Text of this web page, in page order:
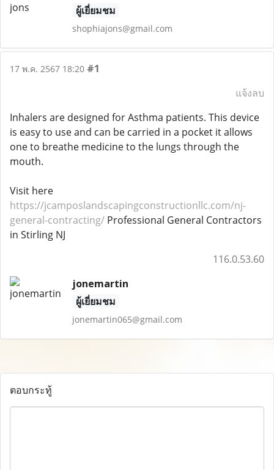
ผู้เยี่ยมชม
shophiajons@gmail.com
17 พ.ค. 2567 18:20 #1
แจ้งลบ
Inhalers are designed for Asthma patients. This device
is easy to use and can be carried in a pocket it allows
one to breathe medicine to the lungs through the
mouth.
Visit here
https://jcamposlandscapingconstructionllc.com/nj-
general-contracting/ Professional General Contractors
in Stirling NJ
116.0.53.60
jonemartin
ผู้เยี่ยมชม
jonemartin065@gmail.com
ตอบกระทู้